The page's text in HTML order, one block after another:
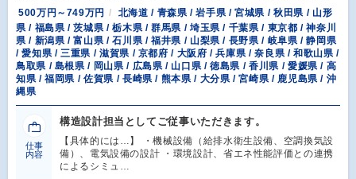
500万円～749万円
北海道 / 青森県 / 岩手県 / 宮城県 / 秋田県 / 山形
県 / 福島県 / 茨城県 / 栃木県 / 群馬県 / 埼玉県 / 千葉県 / 東京都 / 神奈川
県 / 新潟県 / 富山県 / 石川県 / 福井県 / 山梨県 / 長野県 / 岐阜県 / 静岡県
/ 愛知県 / 三重県 / 滋賀県 / 京都府 / 大阪府 / 兵庫県 / 奈良県 / 和歌山県 /
鳥取県 / 島根県 / 岡山県 / 広島県 / 山口県 / 徳島県 / 香川県 / 愛媛県 / 高
知県 / 福岡県 / 佐賀県 / 長崎県 / 熊本県 / 大分県 / 宮崎県 / 鹿児島県 / 沖
縄県
仕事
内容
構造設計担当としてご従事いただきます。
【具体的には…】 ・機械設備（給排水衛生設備、空調換気設
備）、電気設備の設計 ・環境設計、省エネ性能評価との連携
によるシミュ…